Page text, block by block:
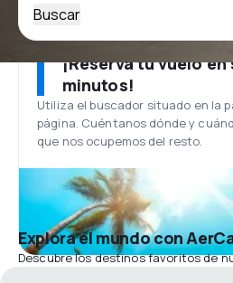
Buscar
¡Reserva tu vuelo
minutos!
Utiliza el buscador situado en la
página. Cuéntanos dónde y
que nos ocupemos del resto.
Explora el mundo con
Descubre los destinos favoritos de